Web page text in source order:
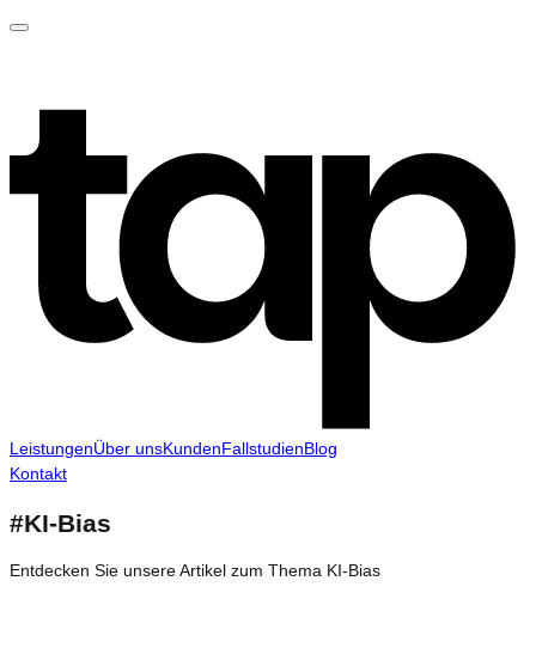
LeistungenÜber unsKundenFallstudienBlog
Kontakt
#KI-Bias
Entdecken Sie unsere Artikel zum Thema KI-Bias